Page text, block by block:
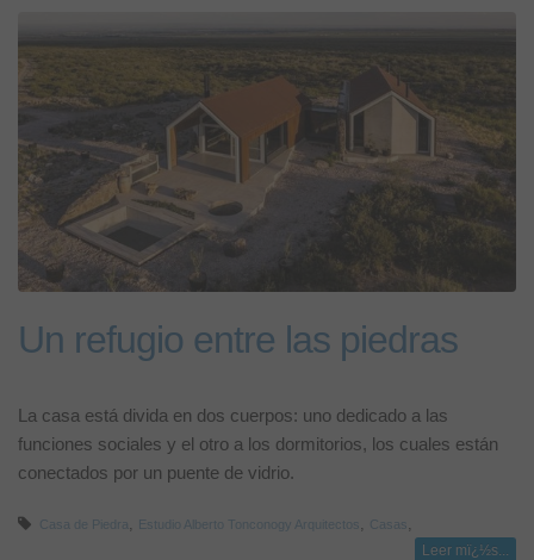
Un refugio entre las piedras
La casa está divida en dos cuerpos: uno dedicado a las
funciones sociales y el otro a los dormitorios, los cuales están
conectados por un puente de vidrio.
Casa de Piedra Estudio Alberto Tonconogy Arquitectos Casas
Leer mï¿½s...